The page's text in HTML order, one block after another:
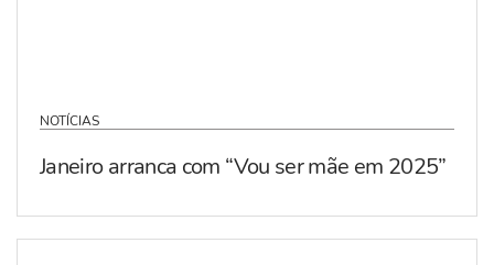
NOTÍCIAS
Janeiro arranca com “Vou ser mãe em 2025”